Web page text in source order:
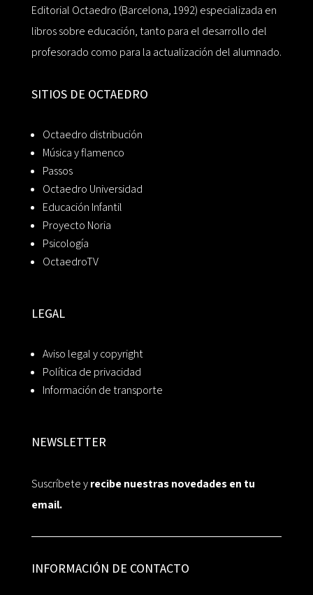
Editorial Octaedro (Barcelona, 1992) especializada en
libros sobre educación, tanto para el desarrollo del
profesorado como para la actualización del alumnado.
SITIOS DE OCTAEDRO
Octaedro distribución
Música y flamenco
Passos
Octaedro Universidad
Educación Infantil
Proyecto Noria
Psicología
OctaedroTV
LEGAL
Aviso legal y copyright
Política de privacidad
Información de transporte
NEWSLETTER
Suscríbete yrecibe nuestras novedades en tu
email.
INFORMACIÓN DE CONTACTO